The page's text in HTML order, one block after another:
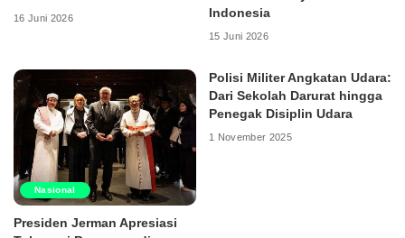
16 Juni 2026
Indonesia
15 Juni 2026
Nasional
Presiden Jerman Apresiasi
Polisi Militer Angkatan Udara:
Dari Sekolah Darurat hingga
Penegak Disiplin Udara
1 November 2025